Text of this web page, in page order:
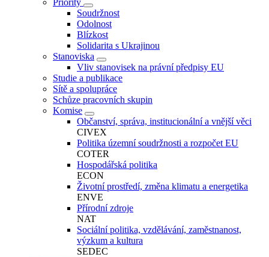
Priority
Soudržnost
Odolnost
Blízkost
Solidarita s Ukrajinou
Stanoviska
Vliv stanovisek na právní předpisy EU
Studie a publikace
Sítě a spolupráce
Schůze pracovních skupin
Komise
Občanství, správa, institucionální a vnější věci
CIVEX
Politika územní soudržnosti a rozpočet EU
COTER
Hospodářská politika
ECON
Životní prostředí, změna klimatu a energetika
ENVE
Přírodní zdroje
NAT
Sociální politika, vzdělávání, zaměstnanost,
výzkum a kultura
SEDEC